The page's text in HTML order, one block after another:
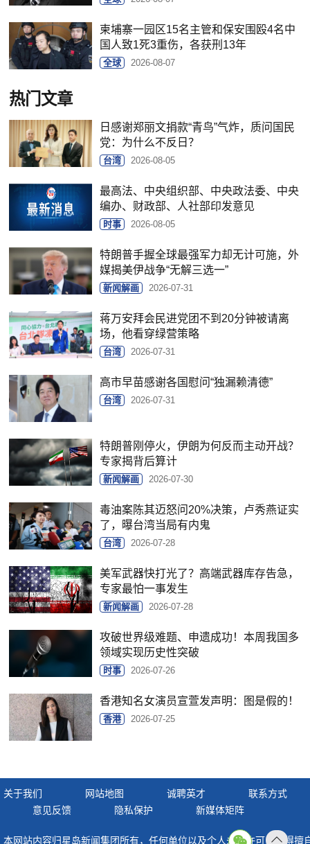
柬埔寨一园区15名主管和保安围殴4名中
国人致1死3重伤，各获刑13年
全球 2026-08-07
热门文章
日感谢郑丽文捐款“青鸟”气炸，质问国民
党：为什么不反日？
台湾 2026-08-05
最高法、中央组织部、中央政法委、中央
编办、财政部、人社部印发意见
时事 2026-08-05
特朗普手握全球最强军力却无计可施，外
媒揭美伊战争“无解三选一”
新闻解画 2026-07-31
蒋万安拜会民进党团不到20分钟被请离
场，他看穿绿营策略
台湾 2026-07-31
高市早苗感谢各国慰问“独漏赖清德”
台湾 2026-07-31
特朗普刚停火，伊朗为何反而主动开战？
专家揭背后算计
新闻解画 2026-07-30
毒油案陈其迈怒问20%决策，卢秀燕证实
了，曝台湾当局有内鬼
台湾 2026-07-28
美军武器快打光了？高端武器库存告急，
专家最怕一事发生
新闻解画 2026-07-28
攻破世界级难题、申遗成功！本周我国多
领域实现历史性突破
时事 2026-07-26
香港知名女演员宣萱发声明：图是假的！
香港 2026-07-25
关于我们 网站地图 诚聘英才
联系方式
意见反馈
隐私保护 新媒体矩阵
本网站内容归星岛新闻集团所有，任何单位以及个人未经许可，不得擅